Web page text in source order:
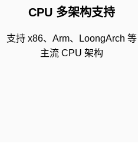
CPU 多架构支持
支持 x86、Arm、LoongArch 等
主流 CPU 架构